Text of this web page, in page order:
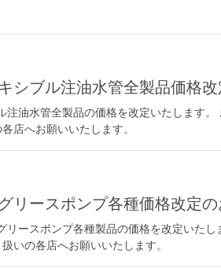
シブル注油水管全製品価格
油水管全製品の価格を改定いたします
店へお願いいたします。
リースポンプ各種価格改定
ースポンプ各種製品の価格を改定いた
いの各店へお願いいたします。